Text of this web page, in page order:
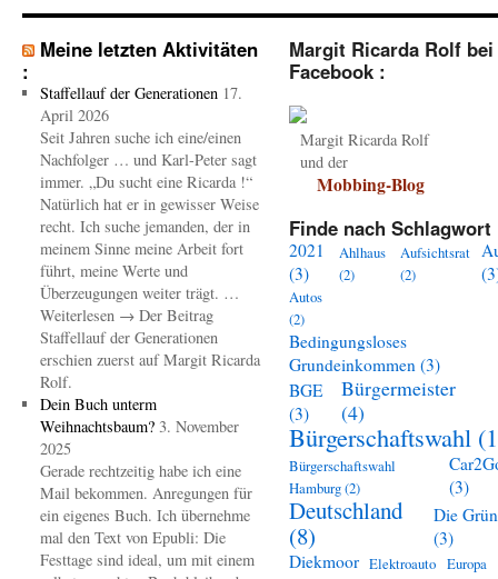
Meine letzten Aktivitäten
:
Staffellauf der Generationen 17.
April 2026
Seit Jahren suche ich eine/einen
Nachfolger … und Karl-Peter sagt
immer. „Du sucht eine Ricarda !“
Natürlich hat er in gewisser Weise
recht. Ich suche jemanden, der in
meinem Sinne meine Arbeit fort
führt, meine Werte und
Überzeugungen weiter trägt. …
Weiterlesen → Der Beitrag
Staffellauf der Generationen
erschien zuerst auf Margit Ricarda
Rolf.
Dein Buch unterm
Weihnachtsbaum? 3. November
2025
Gerade rechtzeitig habe ich eine
Mail bekommen. Anregungen für
ein eigenes Buch. Ich übernehme
mal den Text von Epubli: Die
Festtage sind ideal, um mit einem
Margit Ricarda Rolf bei
Facebook :
Margit Ricarda Rolf
und der
Mobbing-Blog
Finde nach Schlagwort
2021
(3)
Ahlhaus
(2)
Aufsichtsrat
(2)
Autos
(2)
Bedingungsloses
Grundeinkommen (3)
BGE
(3)
Bürgermeister
(4)
Bürgerschaftswahl
Bürgerschaftswahl
Hamburg(2)
(3)
Deutschland
(8)
Die
(3)
Diekmoor Elektroauto Europa